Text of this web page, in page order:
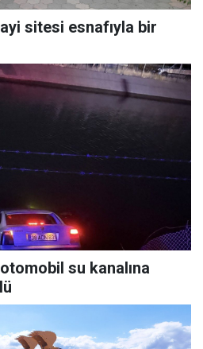
sitesi esnafıyla bir
su kanalına